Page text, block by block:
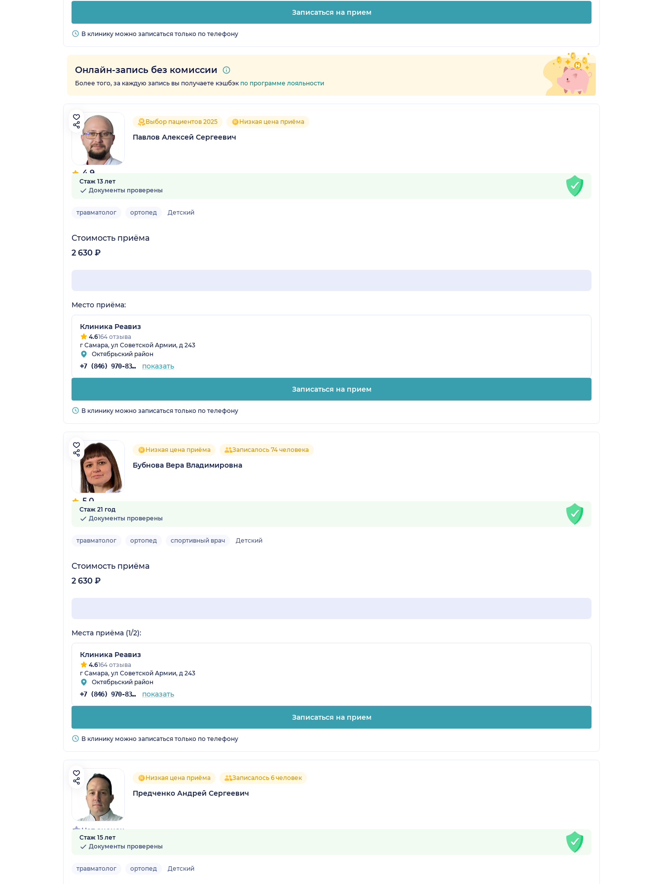
Записаться на прием
В клинику можно записаться только по телефону
Онлайн-запись без комиссии
Более того, за каждую запись вы получаете кэшбэк по программе лояльности
4.9
20 отзывов
Выбор пациентов 2025 Низкая цена приёма
Павлов Алексей Сергеевич
Стаж 13 лет
Документы проверены
травматолог ортопед Детский
Стоимость приёма
2 630 ₽
Место приёма:
Клиника Реавиз
4.6164 отзыва
г Самара, ул Советской Армии, д 243
Октябрьский район
+7 (846) 970-83-16 показать
Записаться на прием
В клинику можно записаться только по телефону
5.0
3 отзыва
Низкая цена приёма Записалось 74 человека
Бубнова Вера Владимировна
Стаж 21 год
Документы проверены
травматолог ортопед спортивный врач Детский
Стоимость приёма
2 630 ₽
Места приёма (1/2):
Клиника Реавиз
4.6164 отзыва
г Самара, ул Советской Армии, д 243
Октябрьский район
+7 (846) 970-83-16 показать
Записаться на прием
В клинику можно записаться только по телефону
Нет оценок
Низкая цена приёма Записалось 6 человек
Предченко Андрей Сергеевич
Стаж 15 лет
Документы проверены
травматолог ортопед Детский